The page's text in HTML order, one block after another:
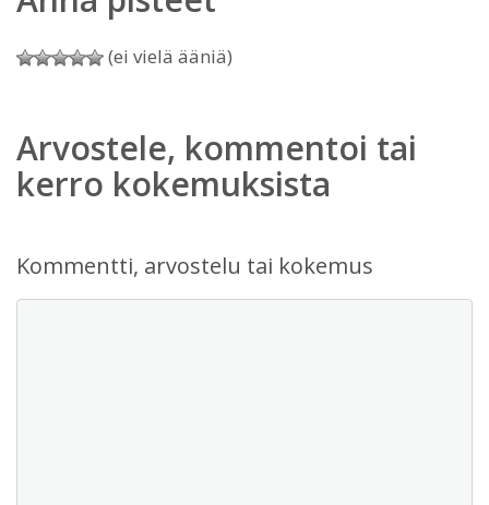
(ei vielä ääniä)
Arvostele, kommentoi tai
kerro kokemuksista
Kommentti, arvostelu tai kokemus